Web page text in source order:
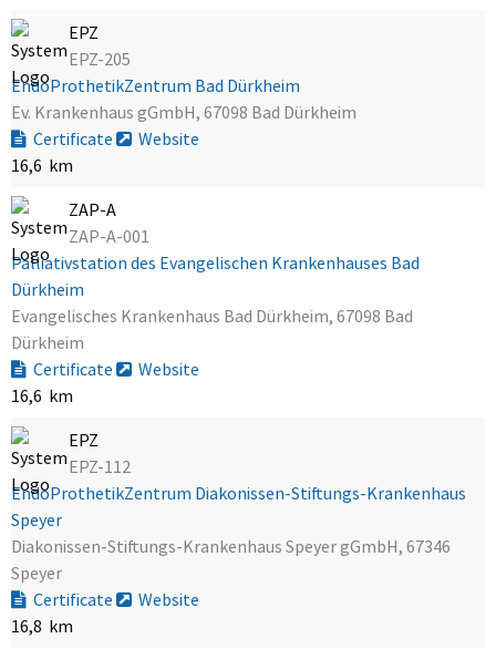
EPZ
EPZ-205
EndoProthetikZentrum Bad Dürkheim
Ev. Krankenhaus gGmbH, 67098 Bad Dürkheim
Certificate
Website
16,6 km
ZAP-A
ZAP-A-001
Palliativstation des Evangelischen Krankenhauses Bad
Dürkheim
Evangelisches Krankenhaus Bad Dürkheim, 67098 Bad
Dürkheim
Certificate
Website
16,6 km
EPZ
EPZ-112
EndoProthetikZentrum Diakonissen-Stiftungs-Krankenhaus
Speyer
Diakonissen-Stiftungs-Krankenhaus Speyer gGmbH, 67346
Speyer
Certificate
Website
16,8 km